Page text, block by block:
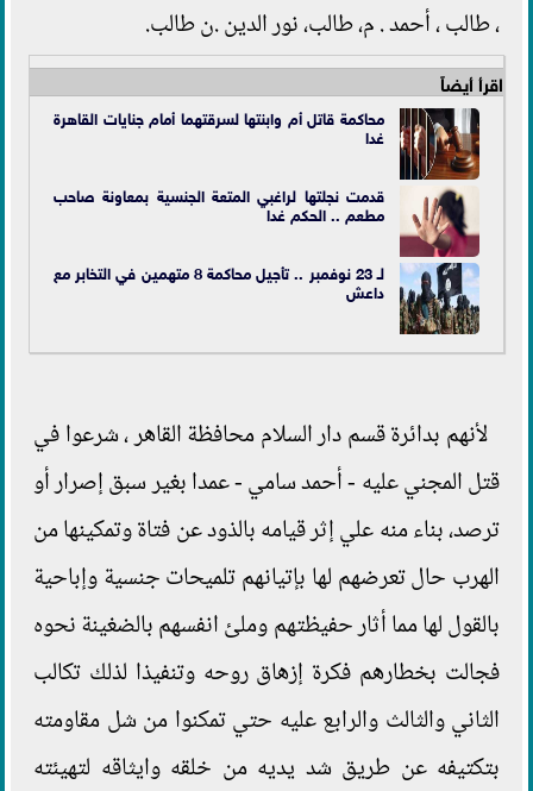
، طالب ، أحمد . م، طالب، نور الدين .ن طالب.
اقرأ أيضاً
محاكمة قاتل أم وابنتها لسرقتهما أمام جنايات القاهرة
غدا
قدمت نجلتها لراغبي المتعة الجنسية بمعاونة صاحب
مطعم .. الحكم غدا
لـ 23 نوفمبر .. تأجيل محاكمة 8 متهمين في التخابر مع
داعش
لأنهم بدائرة قسم دار السلام محافظة القاهر ، شرعوا في
قتل المجني عليه - أحمد سامي - عمدا بغير سبق إصرار أو
ترصد، بناء منه علي إثر قيامه بالذود عن فتاة وتمكينها من
الهرب حال تعرضهم لها بإتيانهم تلميحات جنسية وإباحية
بالقول لها مما أثار حفيظتهم وملئ انفسهم بالضغينة نحوه
فجالت بخطارهم فكرة إزهاق روحه وتنفيذا لذلك تكالب
الثاني والثالث والرابع عليه حتي تمكنوا من شل مقاومته
بتكتيفه عن طريق شد يديه من خلقه وايثاقه لتهيئته